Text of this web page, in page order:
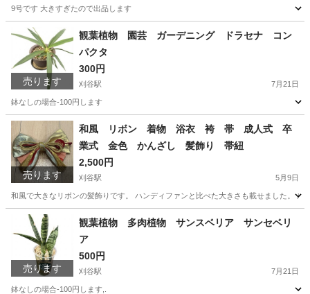
9号です 大きすぎたので出品します
愛知 刈谷市 刈谷駅 スカート アッシュエル
売ります
観葉植物 園芸 ガーデニング ドラセナ コン
パクタ
300円
刈谷駅 7月21日
鉢なしの場合-100円します
愛知 刈谷市 刈谷駅 家庭用品 ドラセナ
売ります
和風 リボン 着物 浴衣 袴 帯 成人式 卒
業式 金色 かんざし 髪飾り 帯紐
2,500円
刈谷駅 5月9日
和風で大きなリボンの髪飾りです。 ハンディファンと比べた大きさも載せました。
愛知 刈谷駅 着物 成人式
売ります
観葉植物 多肉植物 サンスベリア サンセベリ
ア
500円
刈谷駅 7月21日
鉢なしの場合-100円します,.